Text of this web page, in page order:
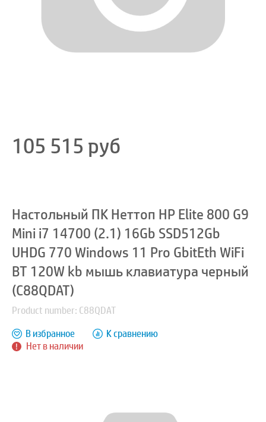
105 515 руб
Настольный ПК Неттоп HP Elite 800 G9
Mini i7 14700 (2.1) 16Gb SSD512Gb
UHDG 770 Windows 11 Pro GbitEth WiFi
BT 120W kb мышь клавиатура черный
(C88QDAT)
Product number: C88QDAT
Нет в наличии
В избранное К сравнению